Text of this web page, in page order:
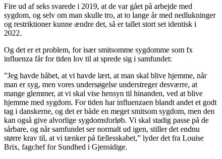
Fire ud af seks svarede i 2019, at de var gået på arbejde med
sygdom, og selv om man skulle tro, at to lange år med nedlukninger
og restriktioner kunne ændre det, så er tallet stort set identisk i
2022.
Og det er et problem, for især smitsomme sygdomme som fx
influenza får for tiden lov til at sprede sig i samfundet:
”Jeg havde håbet, at vi havde lært, at man skal blive hjemme, når
man er syg, men vores undersøgelse understreger desværre, at
mange glemmer, at vi skal vise hensyn til hinanden, ved at blive
hjemme med sygdom. For tiden har influenzaen blandt andet et godt
tag i danskerne, og det er både en meget smitsom sygdom, men den
kan også give alvorlige sygdomsforløb. Vi skal stadig passe på de
sårbare, og når samfundet ser normalt ud igen, stiller det endnu
større krav til, at vi tænker på fællesskabet,” lyder det fra Louise
Brix, fagchef for Sundhed i Gjensidige.